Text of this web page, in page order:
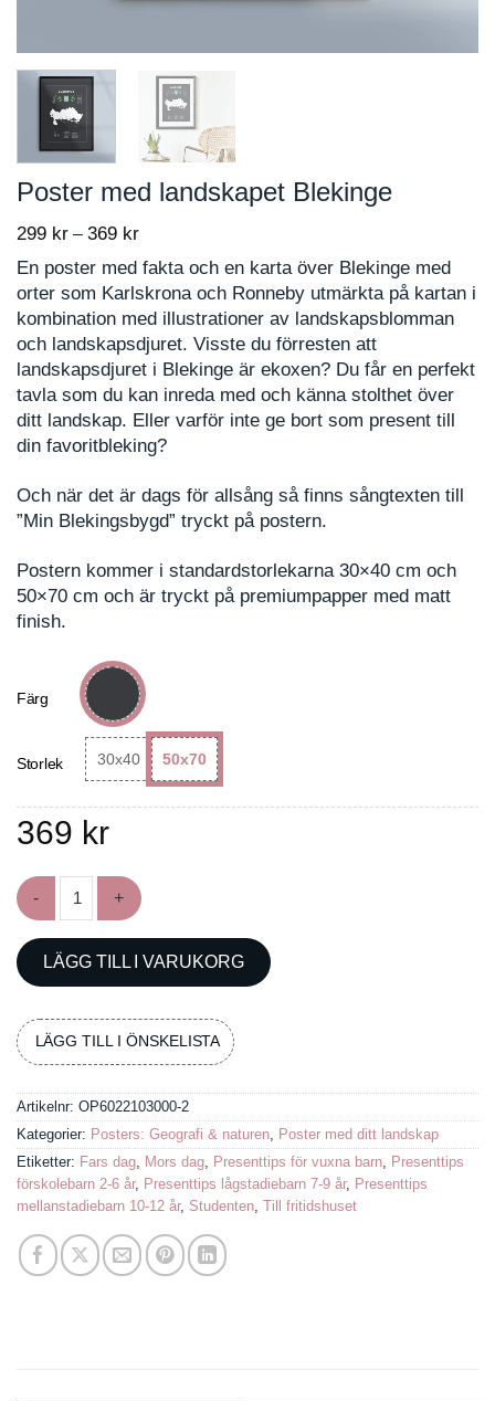
Poster med landskapet Blekinge
299 kr – 369 krPrice
range:
through
369 kr
En poster med fakta och en karta över Blekinge med
orter som Karlskrona och Ronneby utmärkta på kartan i
kombination med illustrationer av landskapsblomman
och landskapsdjuret. Visste du förresten att
landskapsdjuret i Blekinge är ekoxen? Du får en perfekt
tavla som du kan inreda med och känna stolthet över
ditt landskap. Eller varför inte ge bort som present till
din favoritbleking?
Och när det är dags för allsång så finns sångtexten till
”Min Blekingsbygd” tryckt på postern.
Postern kommer i standardstorlekarna 30×40 cm och
50×70 cm och är tryckt på premiumpapper med matt
finish.
Färg
Storlek 30x40 50x70
369 kr
LÄGG TILL I VARUKORG
LÄGG TILL I ÖNSKELISTA
Artikelnr: OP6022103000-2
Kategorier: Posters: Geografi & naturen Poster med ditt landskap
Etiketter: Fars dag Mors dag Presenttips för vuxna barn Presenttips
förskolebarn 2-6 år, Presenttips lågstadiebarn 7-9 år, Presenttips
mellanstadiebarn 10-12 år, Studenten Till fritidshuset